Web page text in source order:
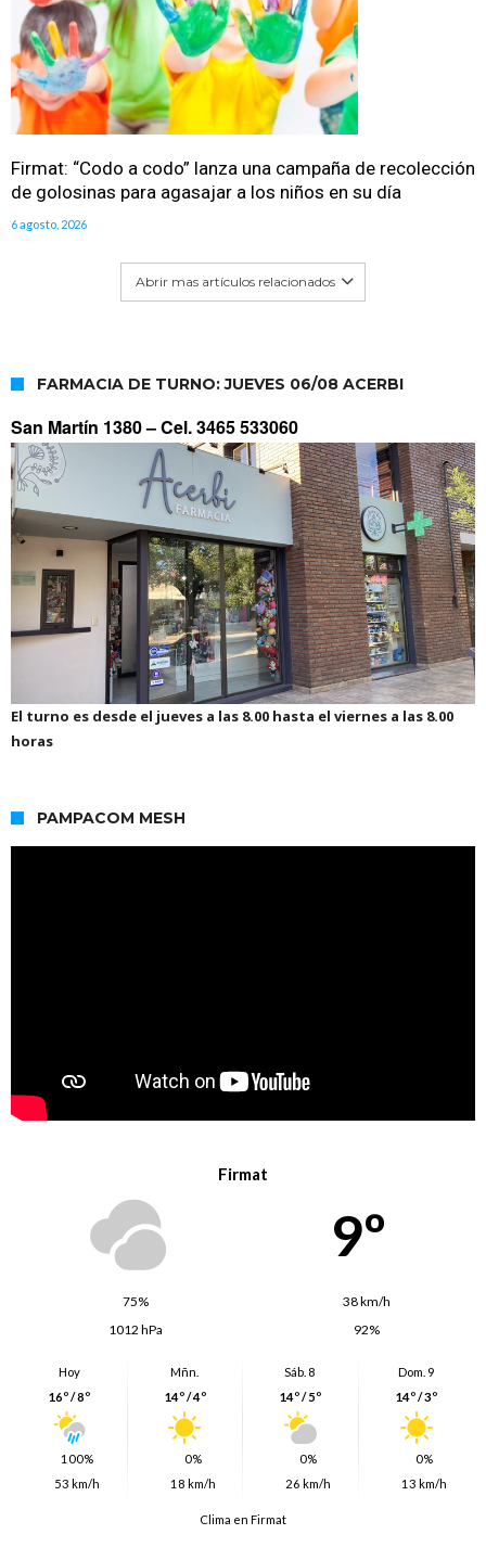
Firmat: “Codo a codo” lanza una campaña de recolección
de golosinas para agasajar a los niños en su día
6 agosto, 2026
Abrir mas artículos relacionados
FARMACIA DE TURNO: JUEVES 06/08 ACERBI
San Martín 1380 –Cel. 3465 533060
El turno es desde el jueves a las 8.00 hasta el viernes a las 8.00
horas
PAMPACOM MESH
Firmat
9º
75%
38 km/h
1012 hPa
92%
Hoy
16º / 8º
100%
53 km/h
Mñn.
14º / 4º
0%
18 km/h
Sáb. 8
14º / 5º
0%
26 km/h
Dom. 9
14º / 3º
0%
13 km/h
Clima en Firmat